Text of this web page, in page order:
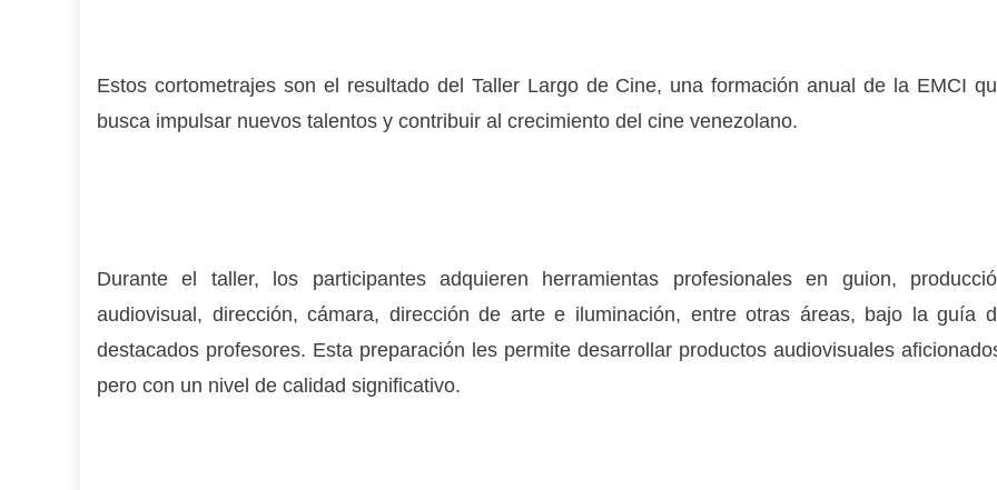
Estos cortometrajes son el resultado del Taller Largo de Cine, una formación anual de la EMCI
busca impulsar nuevos talentos y contribuir al crecimiento del cine venezolano.
Durante el taller, los participantes adquieren herramientas profesionales en guion,
audiovisual, dirección, cámara, dirección de arte e iluminación, entre otras áreas, bajo la guía
destacados profesores. Esta preparación les permite desarrollar productos audiovisuales
pero con un nivel de calidad significativo.